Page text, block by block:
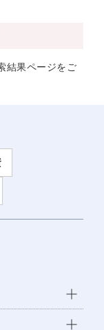
結果ページをご